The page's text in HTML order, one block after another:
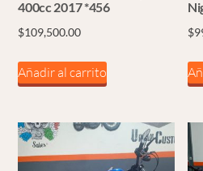
400cc 2017 *456
$109,500.00
Añadir al carrito
$